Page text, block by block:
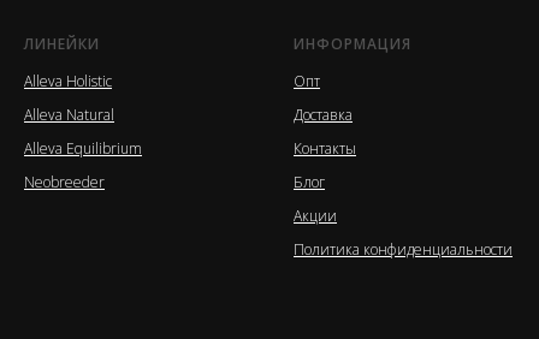
ЛИНЕЙКИ
Alleva Holistic
Alleva Natural
Alleva Equilibrium
Neobreeder
ИНФОРМАЦИЯ
Опт
Доставка
Контакты
Блог
Акции
Политика конфиденциальности